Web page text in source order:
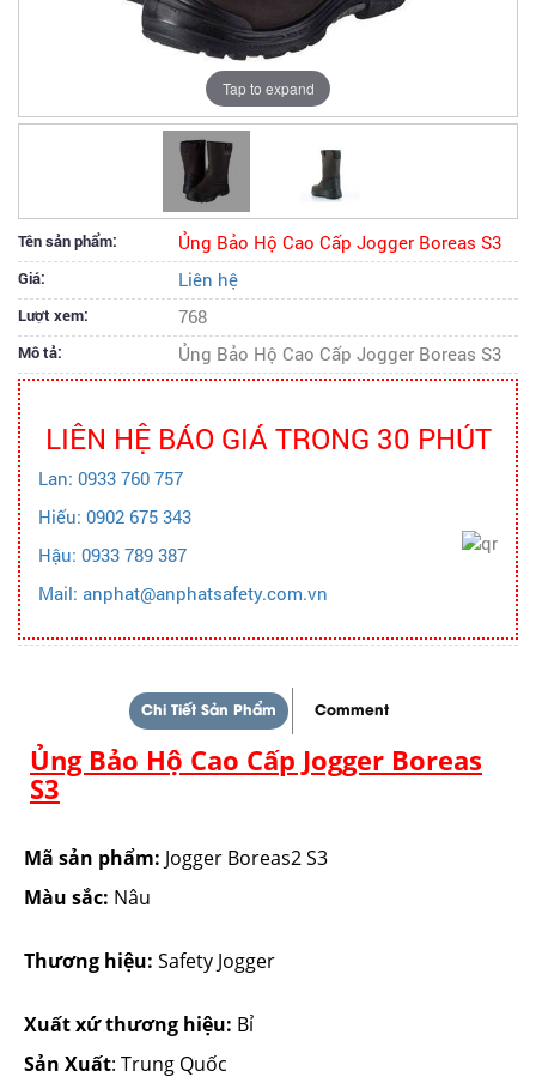
Tap to expand
Tên sản phẩm: Ủng Bảo Hộ Cao Cấp Jogger Boreas S3
Giá: Liên hệ
Lượt xem: 768
Mô tả: Ủng Bảo Hộ Cao Cấp Jogger Boreas S3
LIÊN HỆ BÁO GIÁ TRONG 30 PHÚT
Lan: 0933 760 757
Hiếu: 0902 675 343
Hậu: 0933 789 387
Mail: anphat@anphatsafety.com.vn
Chi Tiết Sản Phẩm Comment
Ủng Bảo Hộ Cao Cấp Jogger Boreas
S3
Mã sản phẩm: Jogger Boreas2 S3
Màu sắc: Nâu
Thương hiệu: Safety Jogger
Xuất xứ thương hiệu: Bỉ
Sản Xuất: Trung Quốc